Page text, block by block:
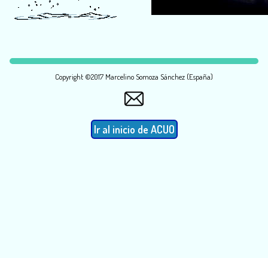
Copyright ©2017 Marcelino Somoza Sánchez (España)
Ir al inicio de ACUO